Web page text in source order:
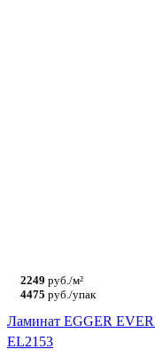
2249 руб./м²
4475 руб./упак
Ламинат EGGER
EL2153